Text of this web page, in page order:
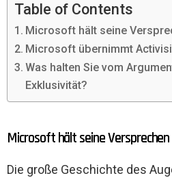
Table of Contents
Microsoft hält seine
Microsoft übernimmt
Was halten Sie vom
Exklusivität?
Microsoft hält seine
Die große Geschichte des